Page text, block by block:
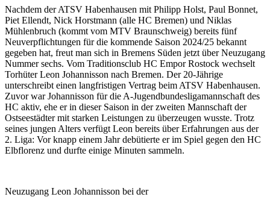
Nachdem der ATSV Habenhausen mit Philipp Holst, Paul Bonnet,
Piet Ellendt, Nick Horstmann (alle HC Bremen) und Niklas
Mühlenbruch (kommt vom MTV Braunschweig) bereits fünf
Neuverpflichtungen für die kommende Saison 2024/25 bekannt
gegeben hat, freut man sich in Bremens Süden jetzt über Neuzugang
Nummer sechs. Vom Traditionsclub HC Empor Rostock wechselt
Torhüter Leon Johannisson nach Bremen. Der 20-Jährige
unterschreibt einen langfristigen Vertrag beim ATSV Habenhausen.
Zuvor war Johannisson für die A-Jugendbundesligamannschaft des
HC aktiv, ehe er in dieser Saison in der zweiten Mannschaft der
Ostseestädter mit starken Leistungen zu überzeugen wusste. Trotz
seines jungen Alters verfügt Leon bereits über Erfahrungen aus der
2. Liga: Vor knapp einem Jahr debütierte er im Spiel gegen den HC
Elbflorenz und durfte einige Minuten sammeln.
Neuzugang Leon Johannisson bei der